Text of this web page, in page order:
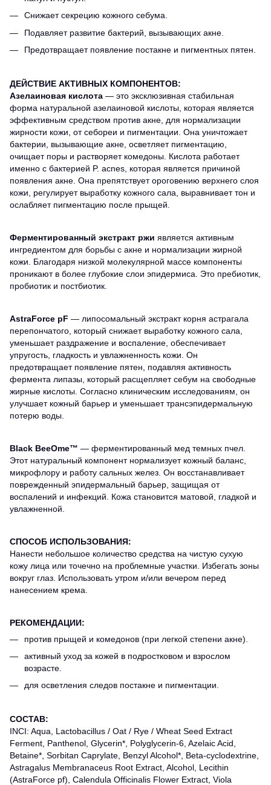
Снижает секрецию кожного себума.
Подавляет развитие бактерий, вызывающих акне.
Предотвращает появление постакне и пигментных пятен.
ДЕЙСТВИЕ АКТИВНЫХ КОМПОНЕНТОВ:
Азелаиновая кислота — это эксклюзивная стабильная
форма натуральной азелаиновой кислоты, которая является
эффективным средством против акне, для нормализации
жирности кожи, от себореи и пигментации. Она уничтожает
бактерии, вызывающие акне, осветляет пигментацию,
очищает поры и растворяет комедоны. Кислота работает
именно с бактерией P. acnes, которая является причиной
появления акне. Она препятствует ороговению верхнего слоя
кожи, регулирует выработку кожного сала, выравнивает тон и
ослабляет пигментацию после прыщей.
Ферментированный экстракт ржи является активным
ингредиентом для борьбы с акне и нормализации жирной
кожи. Благодаря низкой молекулярной массе компоненты
проникают в более глубокие слои эпидермиса. Это пребиотик,
пробиотик и постбиотик.
AstraForce pF — липосомальный экстракт корня астрагала
перепончатого, который снижает выработку кожного сала,
уменьшает раздражение и воспаление, обеспечивает
упругость, гладкость и увлажненность кожи. Он
предотвращает появление пятен, подавляя активность
фермента липазы, который расщепляет себум на свободные
жирные кислоты. Согласно клиническим исследованиям, он
улучшает кожный барьер и уменьшает трансэпидермальную
потерю воды.
Black BeeOme™ — ферментированный мед темных пчел.
Этот натуральный компонент нормализует кожный баланс,
микрофлору и работу сальных желез. Он восстанавливает
поврежденный эпидермальный барьер, защищая от
воспалений и инфекций. Кожа становится матовой, гладкой и
увлажненной.
СПОСОБ ИСПОЛЬЗОВАНИЯ:
Нанести небольшое количество средства на чистую сухую
кожу лица или точечно на проблемные участки. Избегать зоны
вокруг глаз. Использовать утром и/или вечером перед
нанесением крема.
РЕКОМЕНДАЦИИ:
против прыщей и комедонов (при легкой степени акне).
активный уход за кожей в подростковом и взрослом
возрасте.
для осветления следов постакне и пигментации.
СОСТАВ:
INCI: Aqua, Lactobacillus / Oat / Rye / Wheat Seed Extract
Ferment, Panthenol, Glycerin*, Polyglycerin-6, Azelaic Acid,
Betaine*, Sorbitan Caprylate, Benzyl Alcohol*, Beta-cyclodextrine,
Astragalus Membranaceus Root Extract, Alcohol, Lecithin
(AstraForce pf), Calendula Officinalis Flower Extract, Viola